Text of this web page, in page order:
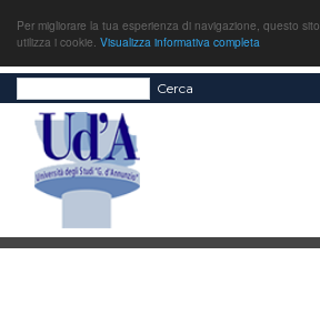
Per migliorare la tua esperienza di navigazione, questo sito
utilizza i cookie. Visualizza informativa completa
Cerca